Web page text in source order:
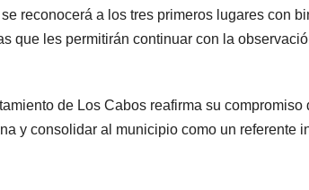
reconocerá a los tres primeros lugares con
que les permitirán continuar con la
de Los Cabos reafirma su
y consolidar al municipio como un referente